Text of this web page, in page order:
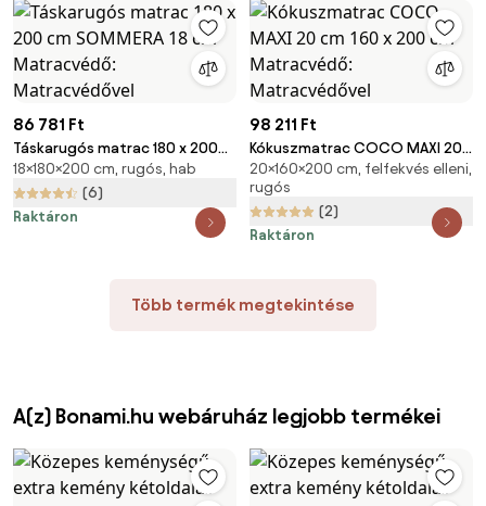
86 781 Ft
Táskarugós matrac 180 x 200
cm SOMMERA 18 cm
Matracvédő: Matracvédővel
18×180×200 cm, rugós, hab
(6)
Raktáron
98 211 Ft
Kókuszmatrac COCO MAXI 20
cm 160 x 200 cm Matracvédő:
Matracvédővel
20×160×200 cm, felfekvés elleni,
rugós
(2)
Raktáron
Több termék megtekintése
A(z) Bonami.hu webáruház legjobb termékei